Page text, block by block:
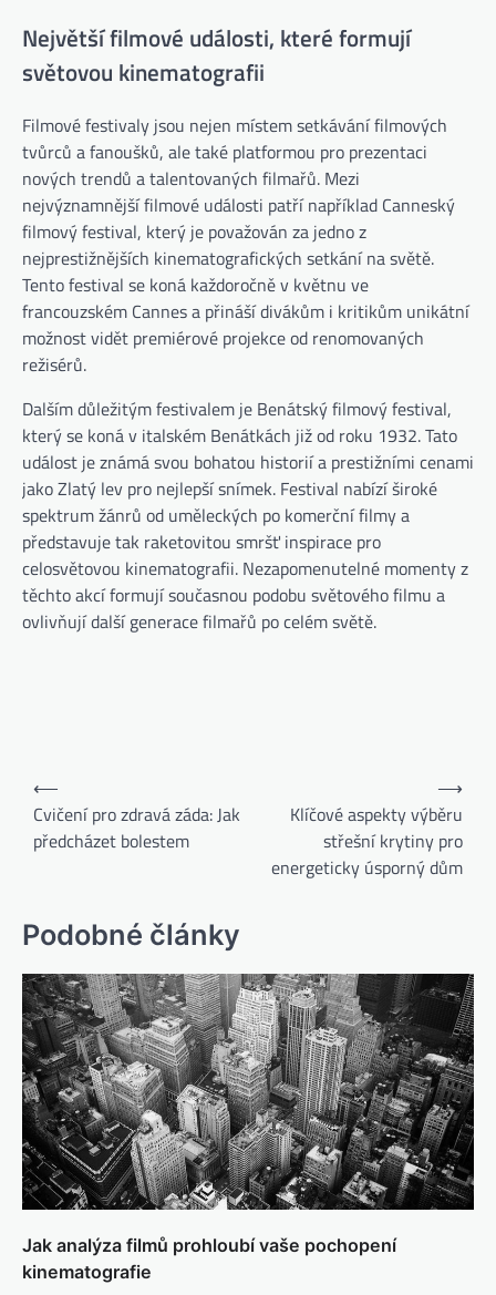
Největší filmové události, které formují
světovou kinematografii
Filmové festivaly jsou nejen místem setkávání filmových
tvůrců a fanoušků, ale také platformou pro prezentaci
nových trendů a talentovaných filmařů. Mezi
nejvýznamnější filmové události patří například Canneský
filmový festival, který je považován za jedno z
nejprestižnějších kinematografických setkání na světě.
Tento festival se koná každoročně v květnu ve
francouzském Cannes a přináší divákům i kritikům unikátní
možnost vidět premiérové projekce od renomovaných
režisérů.
Dalším důležitým festivalem je Benátský filmový festival,
který se koná v italském Benátkách již od roku 1932. Tato
událost je známá svou bohatou historií a prestižními cenami
jako Zlatý lev pro nejlepší snímek. Festival nabízí široké
spektrum žánrů od uměleckých po komerční filmy a
představuje tak raketovitou smršť inspirace pro
celosvětovou kinematografii. Nezapomenutelné momenty z
těchto akcí formují současnou podobu světového filmu a
ovlivňují další generace filmařů po celém světě.
⟵
Cvičení pro zdravá záda: Jak
předcházet bolestem
Klíčové aspekty výběru
střešní krytiny pro
energeticky úsporný dům
⟶
Podobné články
Jak analýza filmů prohloubí vaše pochopení
kinematografie